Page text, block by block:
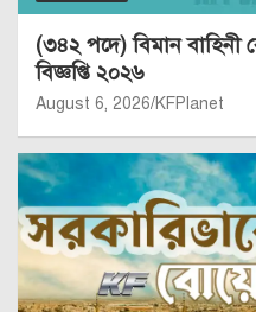
(৩৪২ পদে) বিমান বাহিনী
বিজ্ঞপ্তি ২০২৬
August 6, 2026 KFPlanet